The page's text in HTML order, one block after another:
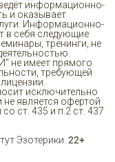
информационно-
и оказывает
Информационно-
в себя следующие
тренинги, не
не имеет прямого
требующей
исключительно
является офертой
ст. 435 и п.2 ст. 437
Эзотерики 22+